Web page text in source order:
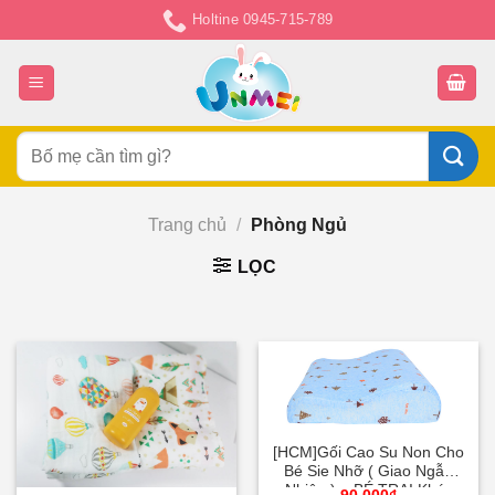
đến
nội
dung
Holtine 0945-715-789
Tìm
kiếm:
Trang chủ / Phòng Ngủ
LỌC
[HCM]Gối Cao Su Non Cho
Bé Sie Nhỡ ( Giao Ngẫu
Nhiên ) – BÉ TRAI Khác